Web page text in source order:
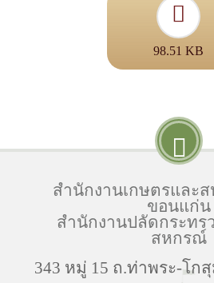
98.51 KB
สำนักงานเกษตรและ
ขอนแก่น
สำนักงานปลัดกระทร
สหกรณ์
343 หมู่ 15 ถ.ท่าพระ-โก